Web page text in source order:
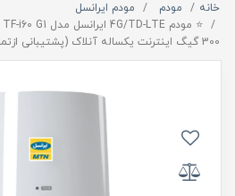
خانه مودم
مودم ایرانسل
300 گیگ اینترنت یکساله آنلاک (پشتیبانی ازتمامی سیم کارت ها)